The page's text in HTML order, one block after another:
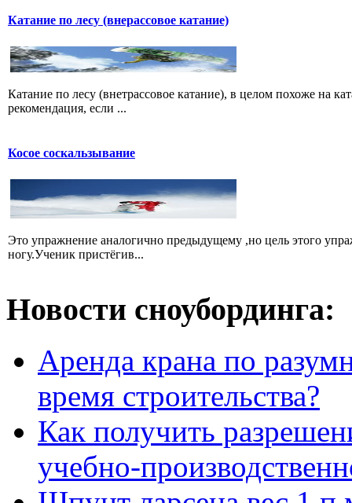
Катание по лесу (внерассовое катание)
Катание по лесу (внетрассовое катание), в целом похоже на
рекомендация, если ...
Косое соскальзывание
Это упражнение аналогично предыдущему ,но цель этого
ногу.Ученик пристёгив...
Новости сноубординга:
Аренда крана по
время строительства?
Как получить
учебно-